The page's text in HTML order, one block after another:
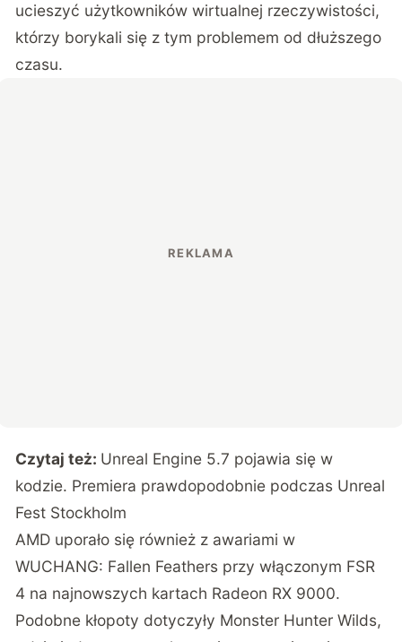
ucieszyć użytkowników wirtualnej rzeczywistości,
którzy borykali się z tym problemem od dłuższego
czasu.
Czytaj też: Unreal Engine 5.7 pojawia się w
kodzie. Premiera prawdopodobnie podczas Unreal
Fest Stockholm
AMD uporało się również z awariami w
WUCHANG: Fallen Feathers przy włączonym FSR
4 na najnowszych kartach Radeon RX 9000.
Podobne kłopoty dotyczyły Monster Hunter Wilds,